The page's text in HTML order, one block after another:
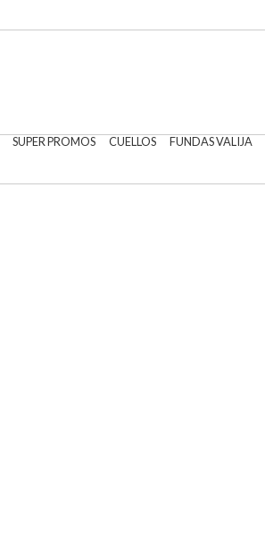
SUPER PROMOS CUELLOS FUNDAS VALIJA